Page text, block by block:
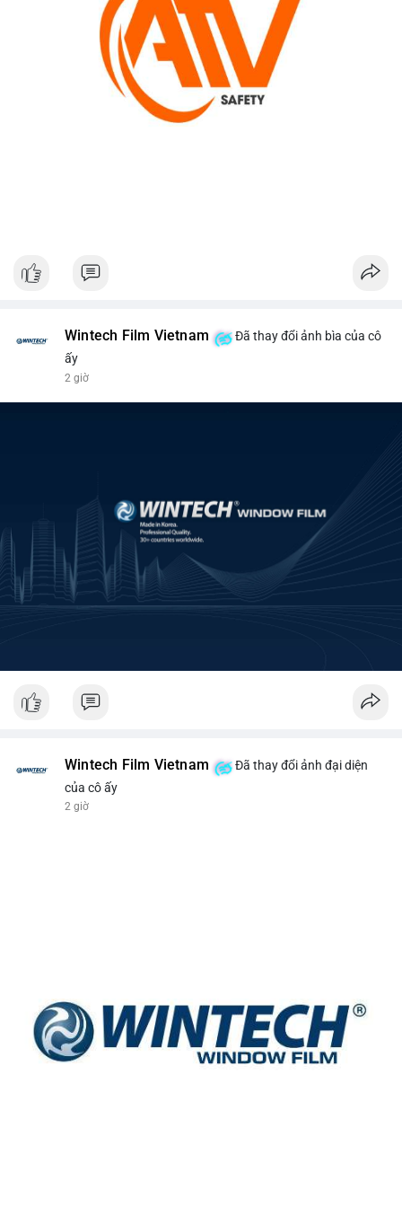
Wintech Film Vietnam
Đã thay đổi ảnh bìa của cô
ấy
2 giờ
Wintech Film Vietnam
Đã thay đổi ảnh đại diện
của cô ấy
2 giờ